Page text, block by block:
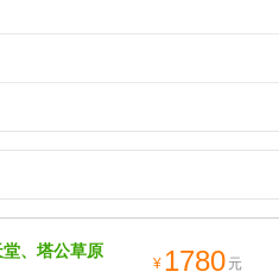
、塔公草原
¥ 1780 元